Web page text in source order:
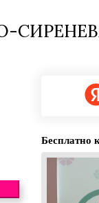
Бесплатно